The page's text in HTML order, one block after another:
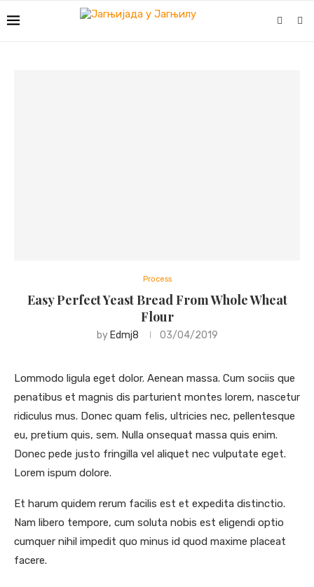
Process
Easy Perfect Yeast Bread From Whole Wheat
Flour
by Edmj8 03/04/2019
Lommodo ligula eget dolor. Aenean massa. Cum sociis que
penatibus et magnis dis parturient montes lorem, nascetur
ridiculus mus. Donec quam felis, ultricies nec, pellentesque
eu, pretium quis, sem. Nulla onsequat massa quis enim.
Donec pede justo fringilla vel aliquet nec vulputate eget.
Lorem ispum dolore.
Et harum quidem rerum facilis est et expedita distinctio.
Nam libero tempore, cum soluta nobis est eligendi optio
cumquer nihil impedit quo minus id quod maxime placeat
facere.